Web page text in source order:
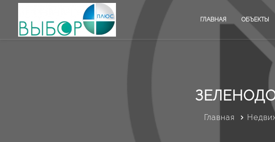
ГЛАВНАЯ ОБЪЕКТЫ
Главная